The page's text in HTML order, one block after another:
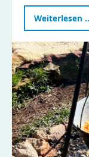
Weiterlesen